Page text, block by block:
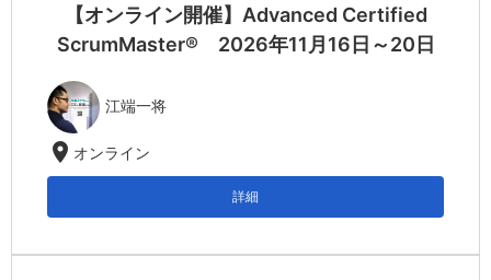
【オンライン開催】Advanced Certified
ScrumMaster® 2026年11月16日～20日
江端一将
location_on オンライン
詳細